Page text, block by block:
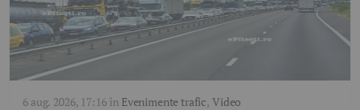
6 aug. 2026, 17:16în Evenimente trafic,Video